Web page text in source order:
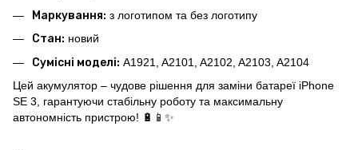
Маркування: з логотипом та без логотипу
Стан: новий
Сумісні моделі: A1921, A2101, A2102, A2103, A2104
Цей акумулятор – чудове рішення для заміни батареї iPhone
SE 3, гарантуючи стабільну роботу та максимальну
автономність пристрою! 🔋📱✨